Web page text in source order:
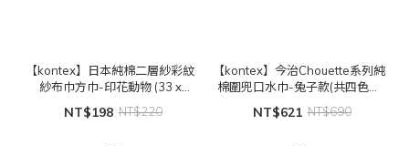
【kontex】日本純棉二層紗彩紋
紗布巾方巾-印花動物 (33 x
33cm)
NT$198 NT$220
【kontex】今治Chouette系列純
棉圍兜口水巾-兔子款(共四色可
NT$621 NT$690